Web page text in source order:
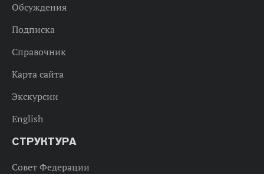
Обсуждения
Подписка
Справочник
Карта сайта
Экскурсии
English
СТРУКТУРА
Совет Федерации